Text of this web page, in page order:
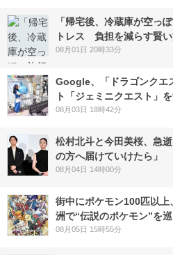
「帰宅後、冷蔵庫が空っ
トレス 負担を減らす賢
08月01日 20時33分
Google、「ドラゴンクエ
ト「ジェミニクエスト」
08月03日 18時42分
松村北斗と今田美桜、急
の方へ届けていけたら」
08月04日 14時00分
街中にポケモン100匹以
洲で“伝説のポケモン”を
08月05日 15時55分